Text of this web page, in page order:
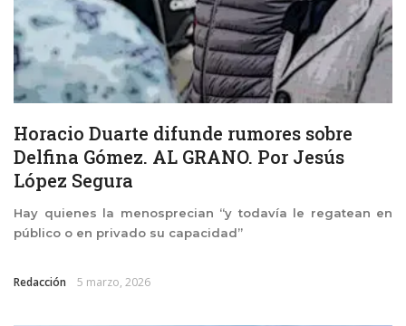
Horacio Duarte difunde rumores sobre
Delfina Gómez. AL GRANO. Por Jesús
López Segura
Hay quienes la menosprecian “y todavía le regatean en
público o en privado su capacidad”
Redacción 5 marzo, 2026